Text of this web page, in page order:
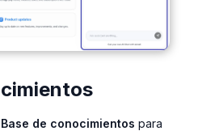
Base de conocimientos para